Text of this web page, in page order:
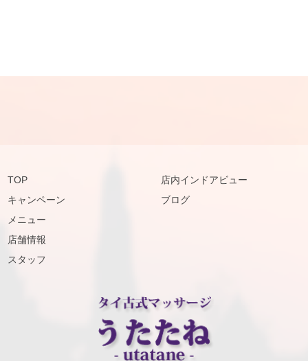
TOP
キャンペーン
メニュー
店舗情報
スタッフ
店内インドアビュー
ブログ